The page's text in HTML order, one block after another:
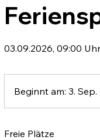
03.09.2026, 09:00 Uhr
Beginnt am: 3. Sep.
Freie Plätze